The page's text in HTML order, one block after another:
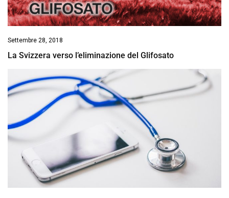
Settembre 28, 2018
La Svizzera verso l’eliminazione del Glifosato